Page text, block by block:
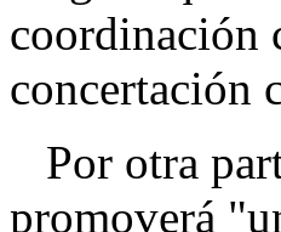
coordinación
concertación
Por otra
promoverá